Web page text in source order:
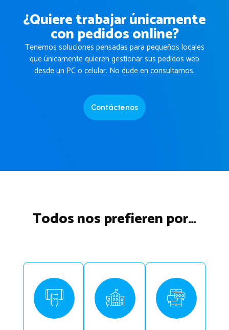
¿Quiere trabajar únicamente
con pedidos online?
Tenemos soluciones pensadas para pequeños locales
que únicamente quieren gestionar sus pedidos web
desde un PC o celular. No dude en consultarnos.
Contáctenos
Todos nos prefieren por…